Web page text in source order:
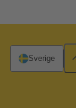
Sverige